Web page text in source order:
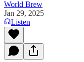
World Brew
Jan 29, 2025
Listen